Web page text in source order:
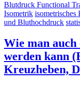
Blutdruck Functional
Isometrik
und Bluthochdruck
Wie man
werden kann
Kreuzheben,